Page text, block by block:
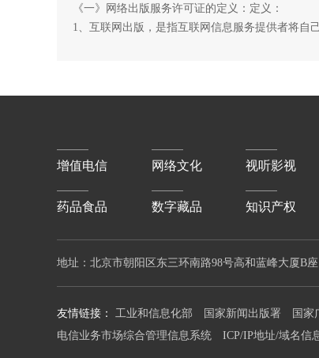
《一》网络出版服务许可证的定义：定义：
1、互联网出版，是指互联网信息服务提供者将自
增值电信 网络文化 视听影视
药品食品 数字藏品 知识产权
地址：北京市朝阳区东三环南路98号高和蓝
友情链接： 工业和信息化部 国家新闻出版署 国家
电信业务市场综合管理信息系统
ICP/IP地址/域名信